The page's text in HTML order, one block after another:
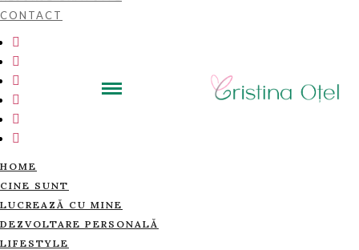
CONTACT
HOME
CINE SUNT
LUCREAZĂ CU MINE
DEZVOLTARE PERSONALĂ
LIFESTYLE